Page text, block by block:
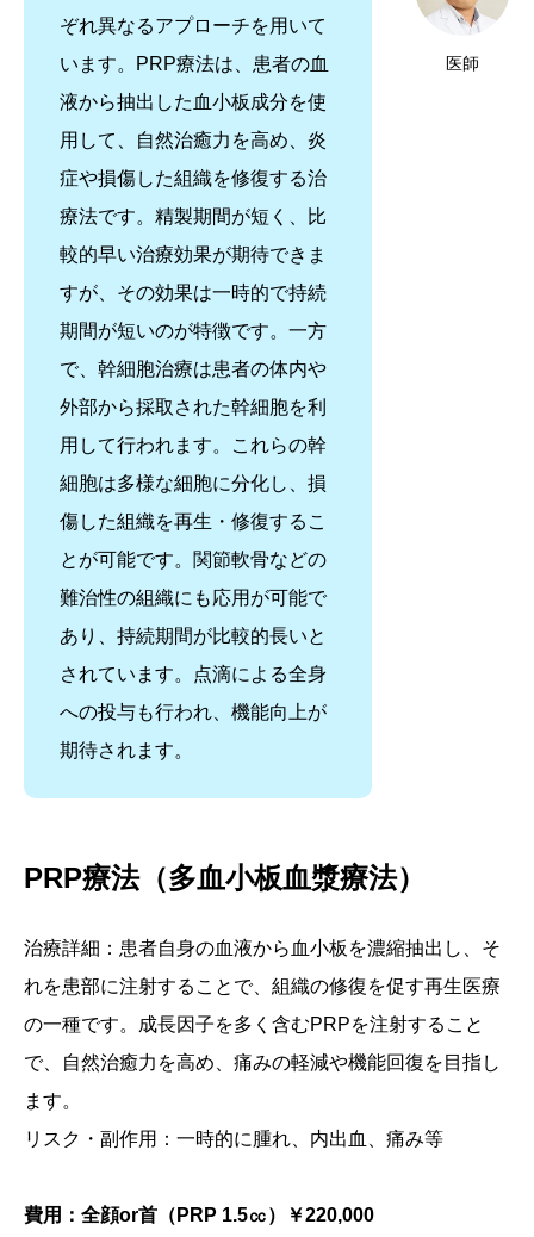
医師
ぞれ異なるアプローチを用いて
います。PRP療法は、患者の血
液から抽出した血小板成分を使
用して、自然治癒力を高め、炎
症や損傷した組織を修復する治
療法です。精製期間が短く、比
較的早い治療効果が期待できま
すが、その効果は一時的で持続
期間が短いのが特徴です。一方
で、幹細胞治療は患者の体内や
外部から採取された幹細胞を利
用して行われます。これらの幹
細胞は多様な細胞に分化し、損
傷した組織を再生・修復するこ
とが可能です。関節軟骨などの
難治性の組織にも応用が可能で
あり、持続期間が比較的長いと
されています。点滴による全身
への投与も行われ、機能向上が
期待されます。
PRP療法（多血小板血漿療法）
治療詳細：患者自身の血液から血小板を濃縮抽出し、そ
れを患部に注射することで、組織の修復を促す再生医療
の一種です。成長因子を多く含むPRPを注射すること
で、自然治癒力を高め、痛みの軽減や機能回復を目指し
ます。
リスク・副作用：一時的に腫れ、内出血、痛み等
費用：全顔or首（PRP 1.5㏄）￥220,000